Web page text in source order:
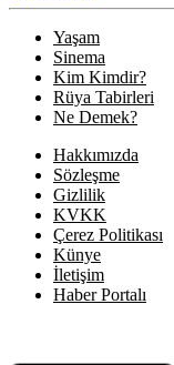
Yaşam
Sinema
Kim Kimdir?
Rüya Tabirleri
Ne Demek?
Hakkımızda
Sözleşme
Gizlilik
KVKK
Çerez Politikası
Künye
İletişim
Haber Portalı